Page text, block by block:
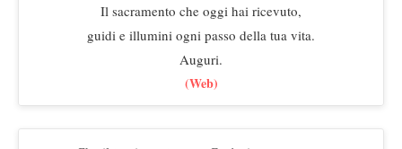
Il sacramento che oggi hai ricevuto,
guidi e illumini ogni passo della tua vita.
Auguri.
(Web)